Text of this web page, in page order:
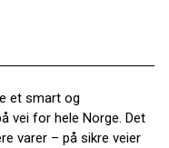
et smart og
vei for hele Norge. Det
varer – på sikre veier